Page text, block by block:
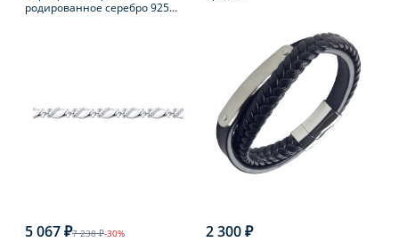
родированное серебро 925
5 067 ₽7 238 ₽-30% 2 300 ₽